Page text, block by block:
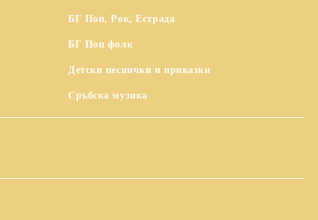
БГ Поп, Рок, Естрада
БГ Поп фолк
Детски песнички и приказки
Сръбска музика